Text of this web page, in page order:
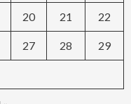
20 21 22
27 28 29